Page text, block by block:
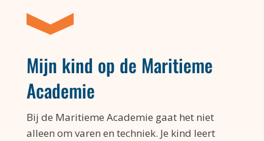
Mijn kind op de Maritieme
Academie
Bij de Maritieme Academie gaat het niet
alleen om varen en techniek. Je kind leert